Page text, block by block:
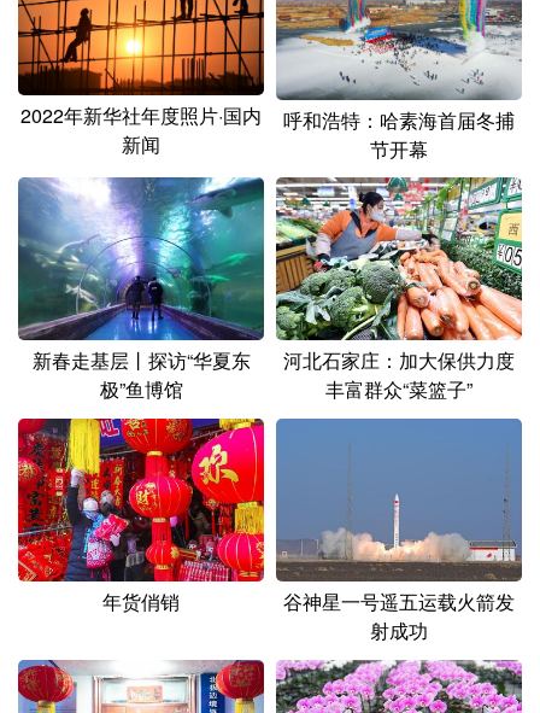
Русский язык 日本語 한국어
Deutsch Português
2022年新华社年度照片·国内
新闻
呼和浩特：哈素海首届冬捕
节开幕
新春走基层丨探访“华夏东
极”鱼博馆
河北石家庄：加大保供力度
丰富群众“菜篮子”
年货俏销
谷神星一号遥五运载火箭发
射成功